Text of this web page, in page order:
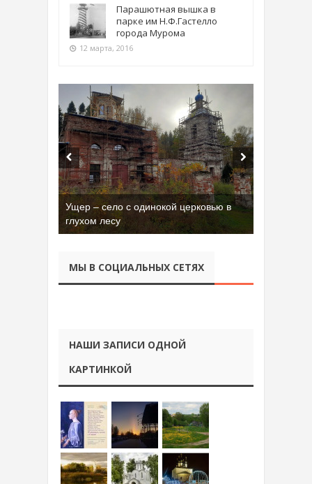
Парашютная вышка в
парке им Н.Ф.Гастелло
города Мурома
12 марта, 2016
Ущер – село с одинокой церковью в
глухом лесу
Бывшая танковая часть имени Сухэ-
Батора во Владимире
МЫ В СОЦИАЛЬНЫХ СЕТЯХ
НАШИ ЗАПИСИ ОДНОЙ
КАРТИНКОЙ